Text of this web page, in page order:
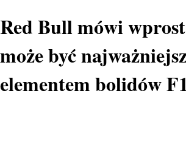
Red Bull mówi
może być
elementem bolidów